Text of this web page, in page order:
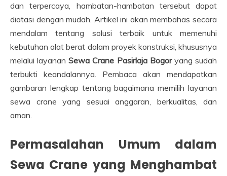
dan terpercaya, hambatan-hambatan tersebut dapat
diatasi dengan mudah. Artikel ini akan membahas secara
mendalam tentang solusi terbaik untuk memenuhi
kebutuhan alat berat dalam proyek konstruksi, khususnya
melalui layananSewa Crane Pasirlaja Bogoryang sudah
terbukti keandalannya. Pembaca akan mendapatkan
gambaran lengkap tentang bagaimana memilih layanan
sewa crane yang sesuai anggaran, berkualitas, dan
aman.
Permasalahan Umum dalam
Sewa Crane yang Menghambat